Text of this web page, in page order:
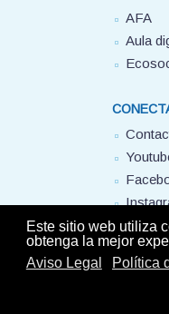
Este sitio web utiliza
obtenga la mejor
Aviso Legal
Política
AFA
Aula